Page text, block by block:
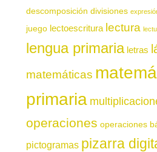
descomposición divisiones
juego lectoescritura lectura
lengua primaria letras
matemáticas
primaria
operaciones operaciones
pictogramas pizarra